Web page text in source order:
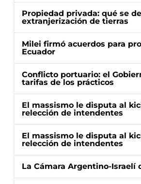
Propiedad privada: qué se
extranjerización de tierras
Milei firmó acuerdos para
Ecuador
Conflicto portuario: el
tarifas de los prácticos
El massismo le disputa al
relección de intendentes
El massismo le disputa al
relección de intendentes
La Cámara Argentino-Israelí